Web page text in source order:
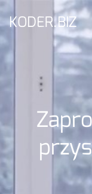
Przejdź
do
treści
KODER.BIZ